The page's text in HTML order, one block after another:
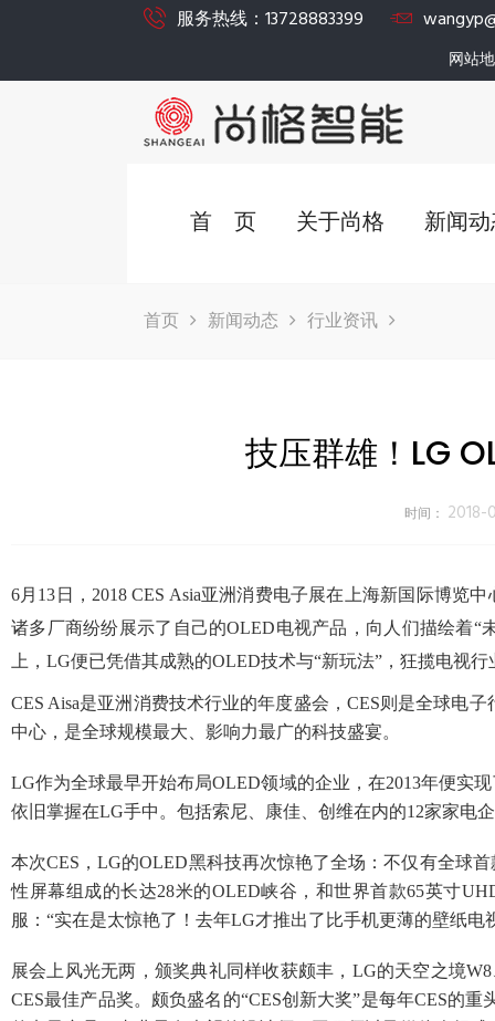
服务热线：13728883399
网站
首 页 关于尚格 新闻
首页 新闻动态 行业资讯
技压群雄！LG
时间： 2018-
6月13日，2018 CES Asia亚洲消费电子展在上海新国际博览
诸多厂商纷纷展示了自己的OLED电视产品，向人们描绘着“
上，LG便已凭借其成熟的OLED技术与“新玩法”，狂揽电视
CES Aisa是亚洲消费技术行业的年度盛会，CES则是全球电
中心，是全球规模最大、影响力最广的科技盛宴。
LG作为全球最早开始布局OLED领域的企业，在2013年便实
依旧掌握在LG手中。包括索尼、康佳、创维在内的12家家电
本次CES，LG的OLED黑科技再次惊艳了全场：不仅有全球
性屏幕组成的长达28米的OLED峡谷，和世界首款65英寸
服：“实在是太惊艳了！去年LG才推出了比手机更薄的壁纸
展会上风光无两，颁奖典礼同样收获颇丰，LG的天空之境
CES最佳产品奖。颇负盛名的“CES创新大奖”是每年CES的